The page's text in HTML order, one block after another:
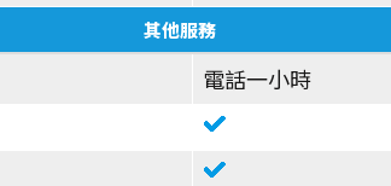
其他服務
電話一小時